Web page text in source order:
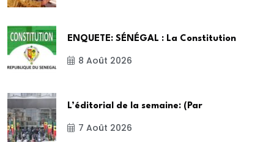
ENQUETE: SÉNÉGAL : La Constitution
8 Août 2026
L’éditorial de la semaine: (Par
7 Août 2026